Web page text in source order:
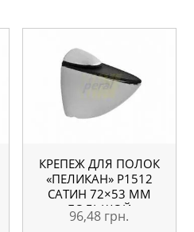
КРЕПЕЖ ДЛЯ ПОЛОК
«ПЕЛИКАН» Р1512
САТИН 72×53 ММ
БОЛЬШОЙ
96,48 грн.